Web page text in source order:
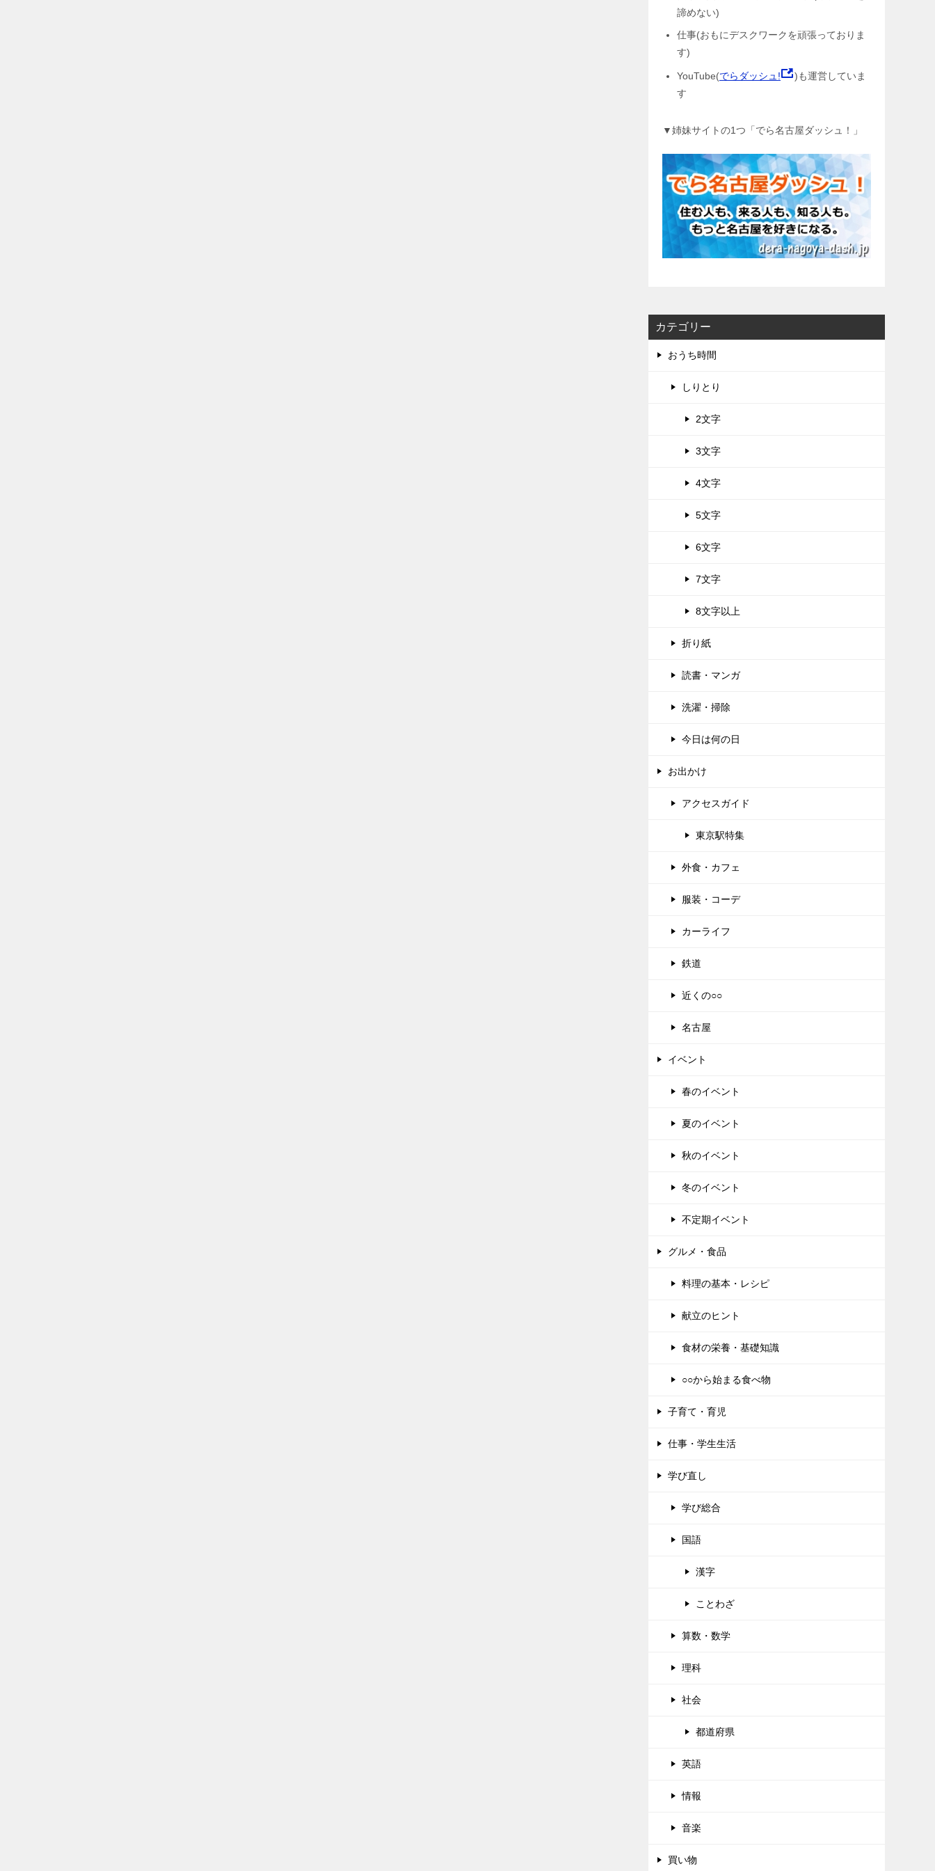
諦めない)
仕事(おもにデスクワークを頑張っておりま
す)
YouTube(でらダッシュ!
)も運営していま
す
▼姉妹サイトの1つ「でら名古屋ダッシュ！」
カテゴリー
おうち時間
しりとり
2文字
3文字
4文字
5文字
6文字
7文字
8文字以上
折り紙
読書・マンガ
洗濯・掃除
今日は何の日
お出かけ
アクセスガイド
東京駅特集
外食・カフェ
服装・コーデ
カーライフ
鉄道
近くの○○
名古屋
イベント
春のイベント
夏のイベント
秋のイベント
冬のイベント
不定期イベント
グルメ・食品
料理の基本・レシピ
献立のヒント
食材の栄養・基礎知識
○○から始まる食べ物
子育て・育児
仕事・学生生活
学び直し
学び総合
国語
漢字
ことわざ
算数・数学
理科
社会
都道府県
英語
情報
音楽
買い物